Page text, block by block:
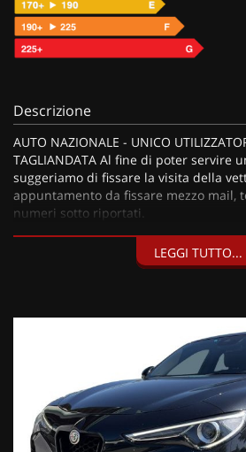
Descrizione
AUTO NAZIONALE - UNICO
TAGLIANDATA Al fine di poter servire
suggeriamo di fissare la visita della
appuntamento da fissare mezzo mail,
numeri sotto riportati.
• Valutazione permute;
• Finanziamenti personalizzabili a
• Polizze Kasko fino a 60 mesi di
a nuovo”;
• Garanzia legale di Conformità
dal Codice del Consumo;
• Garanzia estendibile fino a 60 mesi.
LEGGI TUTTO...